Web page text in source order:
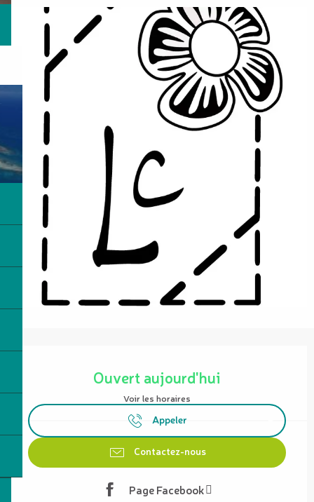
Ouverture et coordonnées
Ouvert aujourd'hui
Voir les horaires
Appeler
Contactez-nous
Page Facebook